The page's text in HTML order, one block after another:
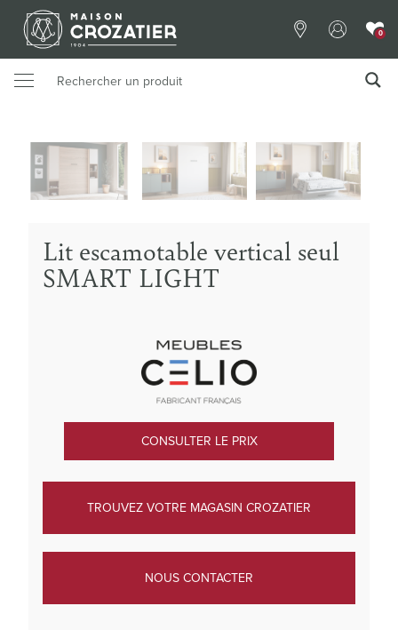
0
Lit escamotable vertical seul
SMART LIGHT
CONSULTER LE PRIX
TROUVEZ VOTRE MAGASIN CROZATIER
NOUS CONTACTER